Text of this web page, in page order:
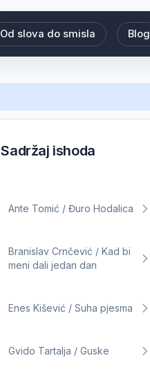
Od slova do smisla Blog
Sadržaj ishoda
Ante Tomić / Đuro Hodalica
Branislav Crnčević / Kad bi
meni dali jedan dan
Enes Kišević / Suha pjesma
Gvido Tartalja / Guske